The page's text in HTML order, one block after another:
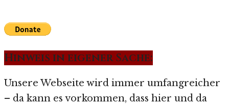
Hinweis in eigener Sache:
Unsere Webseite wird immer umfangreicher
– da kann es vorkommen, dass hier und da